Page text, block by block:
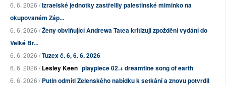
6. 6. 2026 /Izraelské jednotky zastřelily palestinské miminko na
okupovaném Záp...
6. 6. 2026 /Ženy obviňující Andrewa Tatea kritizují zpoždění vydání do
Velké Br...
6. 6. 2026 /Tuzex č. 6, 6. 6. 2026
6. 6. 2026 /Lesley Keen playpiece 02.+ dreamtine song of earth
6. 6. 2026 /Putin odmítl Zelenského nabídku k setkání a znovu potvrdil